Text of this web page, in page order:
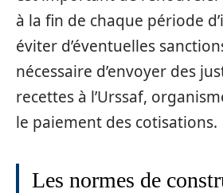
à la fin de chaque période
éviter d’éventuelles
nécessaire d’envoyer des
recettes à l’Urssaf,
le paiement des cotisations.
Les normes de